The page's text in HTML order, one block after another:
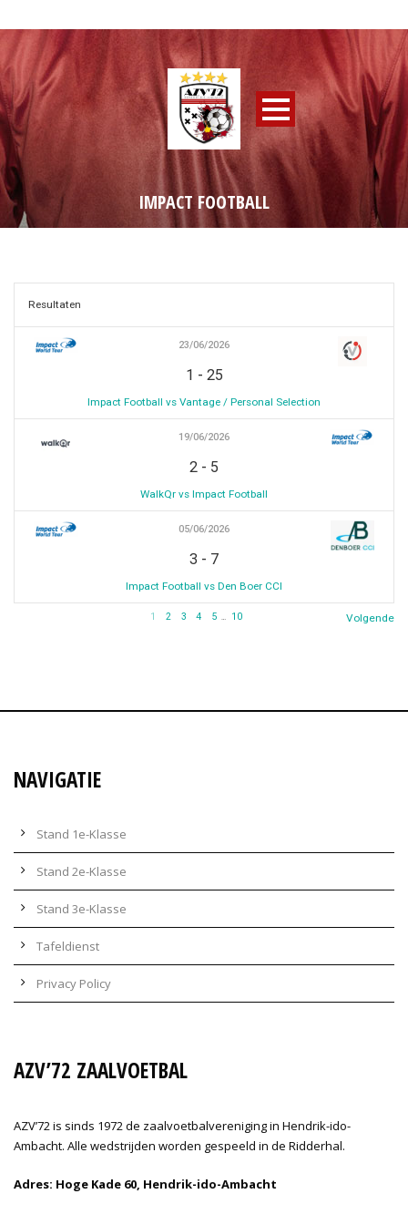
IMPACT FOOTBALL
Resultaten
23/06/2026
1 - 25
Impact Football vs Vantage / Personal Selection
19/06/2026
2 - 5
WalkQr vs Impact Football
05/06/2026
3 - 7
Impact Football vs Den Boer CCI
1 2 3 4 5 10 Volgende
NAVIGATIE
Stand 1e-Klasse
Stand 2e-Klasse
Stand 3e-Klasse
Tafeldienst
Privacy Policy
AZV’72 ZAALVOETBAL
AZV’72 is sinds 1972 de zaalvoetbalvereniging in Hendrik-ido-
Ambacht. Alle wedstrijden worden gespeeld in de Ridderhal.
Adres: Hoge Kade 60, Hendrik-ido-Ambacht